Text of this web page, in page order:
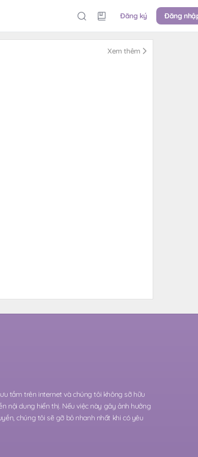
Đăng ký Đăng
Xem thêm
tầm trên internet và chúng tôi không sỡ hữu
nội dung hiển thị. Nếu việc này gây ảnh hưởng
chúng tôi sẽ gỡ bỏ nhanh nhất khi có yêu